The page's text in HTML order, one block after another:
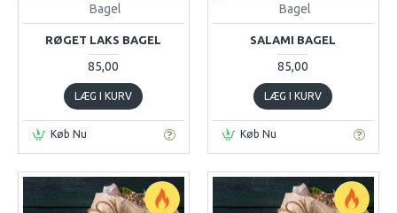
Bagel
RØGET LAKS BAGEL
85,00
LÆG I KURV
Køb Nu
Bagel
SALAMI BAGEL
85,00
LÆG I KURV
Køb Nu